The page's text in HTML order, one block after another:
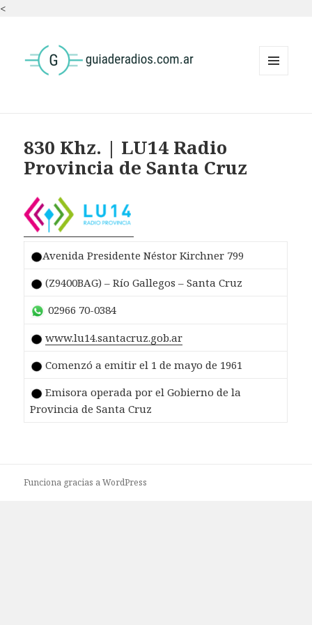
<
830 Khz. | LU14 Radio
Provincia de Santa Cruz
Avenida Presidente Néstor Kirchner 799
(Z9400BAG) – Río Gallegos – Santa Cruz
02966 70-0384
www.lu14.santacruz.gob.ar
Comenzó a emitir el 1 de mayo de 1961
Emisora operada por el Gobierno de la
Provincia de Santa Cruz
Funciona gracias a WordPress